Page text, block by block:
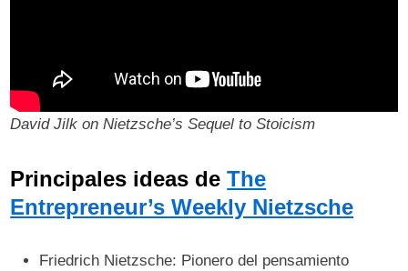
David Jilk on Nietzsche’s Sequel to Stoicism
Principales ideas deThe
Entrepreneur’s Weekly Nietzsche
Friedrich Nietzsche: Pionero del pensamiento